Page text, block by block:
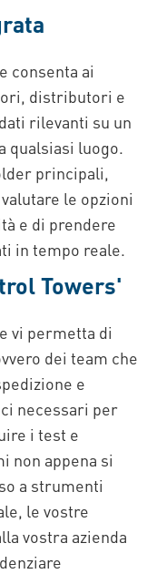
consenta ai
distributori e
rilevanti su un
qualsiasi luogo.
principali,
le opzioni
e di prendere
in tempo reale.
Towers'
vi permetta di
dei team che
e
necessari per
i test e
non appena si
a strumenti
le vostre
vostra azienda